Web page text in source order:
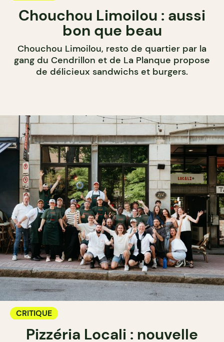
Chouchou Limoilou : aussi
bon que beau
Chouchou Limoilou, resto de quartier par la
gang du Cendrillon et de La Planque propose
de délicieux sandwichs et burgers.
CRITIQUE
Pizzéria Locali : nouvelle